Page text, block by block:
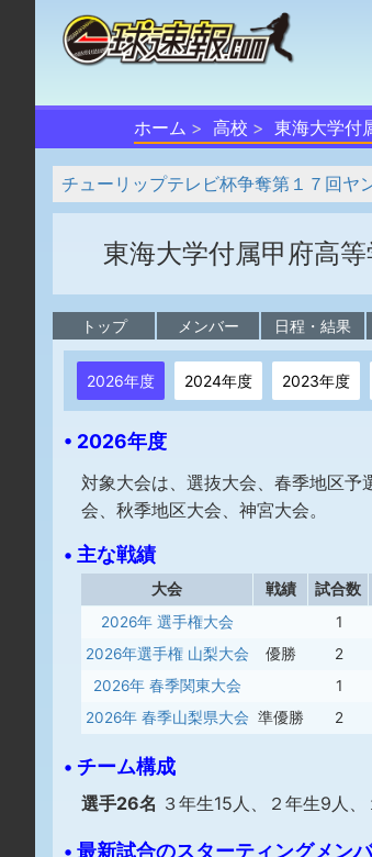
ホーム 高校 東海大学付
チューリップテレビ杯争奪第１７回
東海大学付属甲府高
トップ メンバー 日程・結果
2026年度 2024年度 2023年度
• 2026年度
対象大会は、選抜大会、春季地区
会、秋季地区大会、神宮大会。
• 主な戦績
大会 戦績 試合数
2026年 選手権大会
1
2026年選手権 山梨大会
優勝 2
2026年 春季関東大会
1
2026年 春季山梨県大会 準優勝 2
• チーム構成
選手26名 ３年生15人、２年生9人、
• 最新試合のスターティングメン